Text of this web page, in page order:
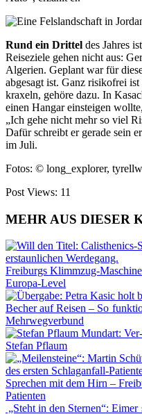
Rund ein Drittel des Jahres
Reiseziele gehen nicht aus:
Algerien. Geplant war für
abgesagt ist. Ganz risikofrei
kraxeln, gehöre dazu. In
einen Hangar einsteigen
„Ich gehe nicht mehr so viel
Dafür schreibt er gerade sein
im Juli.
Fotos: © long_explorer,
Post Views: 11
MEHR AUS DIESER
Freiburgs Klimmzug-
Europa-Level
Becher auf Reisen – So
Mehrwegverbund
Mundart:
Stefan Pflaum
Sprechen mit dem Hirn –
Patienten
„Steht in den Sternen“: